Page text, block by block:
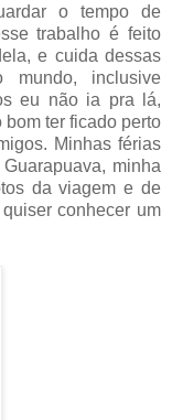
o tempo de
trabalho é feito
e cuida dessas
mundo, inclusive
eu não ia pra lá,
ter ficado perto
Minhas férias
minha
da viagem e de
conhecer um